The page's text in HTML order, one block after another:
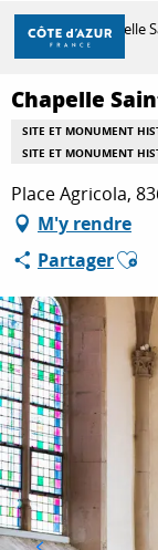
Aller
contenu
principal
À FAIRE
Accueil Chapelle
Chapelle
SITE ET MONUMENT
SITE ET MONUMENT
Place Agricola,
M'y rendre
Partager